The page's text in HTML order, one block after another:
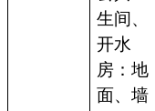
生间、
开水
房：地
面、墙